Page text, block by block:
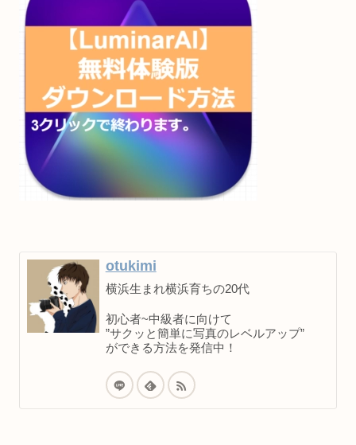
otukimi
横浜生まれ横浜育ちの20代
初心者~中級者に向けて
”サクッと簡単に写真のレベルアップ”
ができる方法を発信中！